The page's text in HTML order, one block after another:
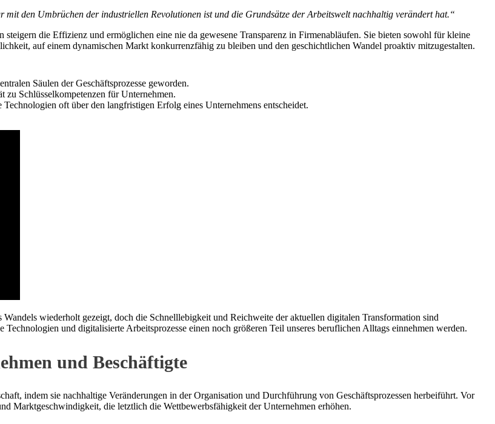
mit den Umbrüchen der industriellen Revolutionen ist und die Grundsätze der Arbeitswelt nachhaltig verändert hat.“
die Effizienz und ermöglichen eine nie da gewesene Transparenz in Firmenabläufen. Sie bieten sowohl für kleine
auf einem dynamischen Markt konkurrenzfähig zu bleiben und den geschichtlichen Wandel proaktiv mitzugestalten.
Säulen der Geschäftsprozesse geworden.
Schlüsselkompetenzen für Unternehmen.
Technologien oft über den langfristigen Erfolg eines Unternehmens entscheidet.
Wandels wiederholt gezeigt, doch die Schnelllebigkeit und Reichweite der aktuellen digitalen Transformation sind
und digitalisierte Arbeitsprozesse einen noch größeren Teil unseres beruflichen Alltags einnehmen werden.
und Beschäftigte
indem sie nachhaltige Veränderungen in der Organisation und Durchführung von Geschäftsprozessen herbeiführt. Vor
Marktgeschwindigkeit, die letztlich die Wettbewerbsfähigkeit der Unternehmen erhöhen.